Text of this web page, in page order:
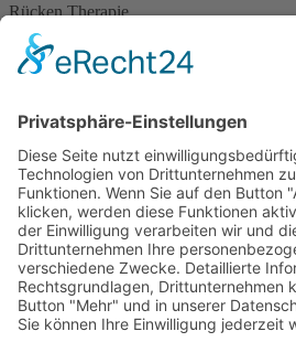
Rücken Therapie
Therapeutisches Klettern
Entspannungstraining
Zumba Gold
Rückbildungsgymnastik
Kinder Therapie
Krankengymnastik nach Vojta für
Krankengymnastik nach Bobath
Krankengymnastik für Kinder
Therapeuten
Kontakt